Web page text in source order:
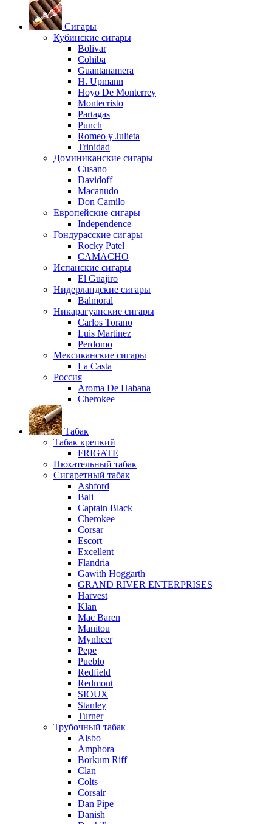
Сигары
Кубинские сигары
Bolivar
Cohiba
Guantanamera
H. Upmann
Hoyo De Monterrey
Montecristo
Partagas
Punch
Romeo y Julieta
Trinidad
Доминиканские сигары
Cusano
Davidoff
Macanudo
Don Camilo
Европейские сигары
Independence
Гондурасские сигары
Rocky Patel
CAMACHO
Испанские сигары
El Guajiro
Нидерландские сигары
Balmoral
Никарагуанские сигары
Carlos Torano
Luis Martinez
Perdomo
Мексиканские сигары
La Casta
Россия
Aroma De Habana
Cherokee
Табак
Табак крепкий
FRIGATE
Нюхательный табак
Сигаретный табак
Ashford
Bali
Captain Black
Cherokee
Corsar
Escort
Excellent
Flandria
Gawith Hoggarth
GRAND RIVER ENTERPRISES
Harvest
Klan
Mac Baren
Manitou
Mynheer
Pepe
Pueblo
Redfield
Redmont
SIOUX
Stanley
Turner
Трубочный табак
Alsbo
Amphora
Borkum Riff
Clan
Colts
Corsair
Dan Pipe
Danish